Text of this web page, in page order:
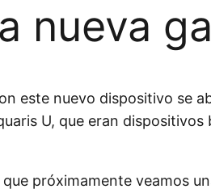
nueva
este nuevo dispositivo se
U, que eran
próximamente veamos